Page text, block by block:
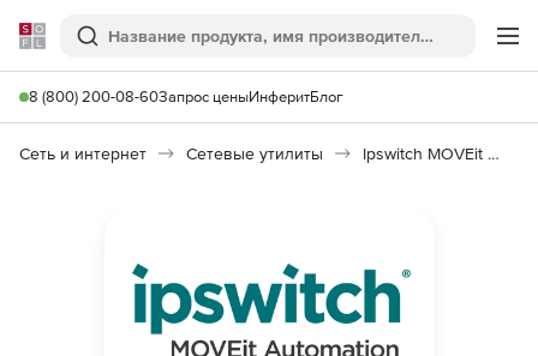
Softline
Поиск
8 (800) 200-08-60Запрос ценыИнферитБлог
Сеть и интернет Сетевые утилиты Ipswitch MOVEit Automation Basic